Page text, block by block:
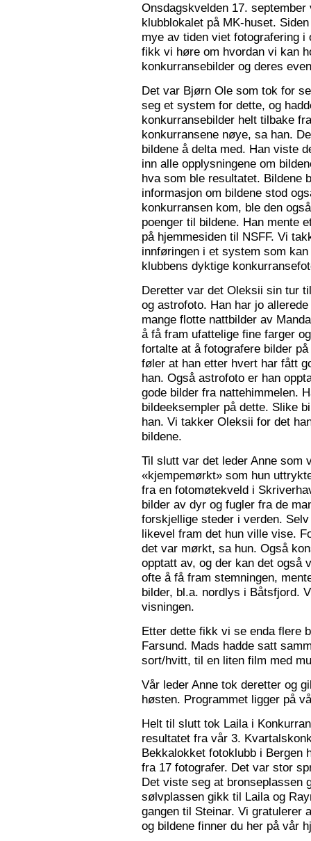
Onsdagskvelden 17.
klubblokalet på MK-huset.
mye av tiden viet fotografering
fikk vi høre om hvordan vi kan
konkurransebilder og deres
Det var Bjørn Ole som tok for
seg et system for dette, og
konkurransebilder helt tilbake
konkurransene nøye, sa han.
bildene å delta med. Han viste
inn alle opplysningene om
hva som ble resultatet. Bildene
informasjon om bildene stod
konkurransen kom, ble den
poenger til bildene. Han mente
på hjemmesiden til NSFF. Vi
innføringen i et system som
klubbens dyktige
Deretter var det Oleksii sin tur
og astrofoto. Han har jo
mange flotte nattbilder av
å få fram ufattelige fine farger
fortalte at å fotografere bilder
føler at han etter hvert har fått
han. Også astrofoto er han
gode bilder fra nattehimmelen.
bildeeksempler på dette. Slike
han. Vi takker Oleksii for det
bildene.
Til slutt var det leder Anne som
«kjempemørkt» som hun
fra en fotomøtekveld i
bilder av dyr og fugler fra de
forskjellige steder i verden.
likevel fram det hun ville vise.
det var mørkt, sa hun. Også
opptatt av, og der kan det
ofte å få fram stemningen,
bilder, bl.a. nordlys i Båtsfjord.
visningen.
Etter dette fikk vi se enda flere
Farsund. Mads hadde satt
sort/hvitt, til en liten film med
Vår leder Anne tok deretter og
høsten. Programmet ligger på
Helt til slutt tok Laila i
resultatet fra vår 3.
Bekkalokket fotoklubb i
fra 17 fotografer. Det var stor
Det viste seg at bronseplassen
sølvplassen gikk til Laila og
gangen til Steinar. Vi gratulerer
og bildene finner du her på vår